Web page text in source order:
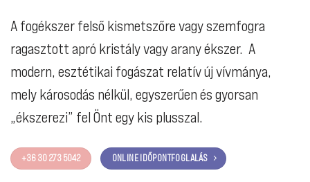
A fogékszer felső kismetszőre vagy szemfogra
ragasztott apró kristály vagy arany ékszer. A
modern, esztétikai fogászat relatív új vívmánya,
mely károsodás nélkül, egyszerűen és gyorsan
„ékszerezi” fel Önt egy kis plusszal.
+36 30 273 5042 ONLINE IDŐPONTFOGLALÁS